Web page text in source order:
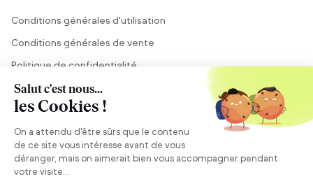
Conditions générales d'utilisation
Conditions générales de vente
Politique de confidentialité
Mentions légales
Besoin de conseils ?
Se connecter